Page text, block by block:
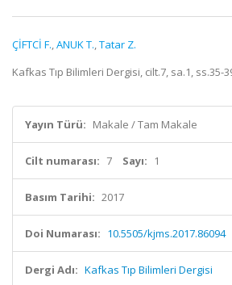
ÇİFTCİ F.,ANUK T.,Tatar Z.
Kafkas Tıp Bilimleri Dergisi, cilt.7, sa.1, ss.35-
Yayın Türü: Makale / Tam Makale
Cilt numarası: 7 Sayı: 1
Basım Tarihi: 2017
Doi Numarası: 10.5505/kjms.2017.86094
Dergi Adı: Kafkas Tıp Bilimleri Dergisi